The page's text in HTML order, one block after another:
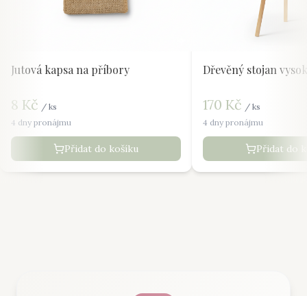
Jutová kapsa na příbory
8 Kč / ks
4 dny pronájmu
Přidat do košíku
Dřevěný stojan
170 Kč / ks
4 dny pronájmu
Přidat do